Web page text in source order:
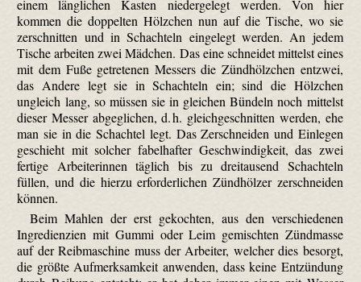
einem länglichen Kasten niedergelegt werden. Von hier
kommen die doppelten Hölzchen nun auf die Tische, wo sie
zerschnitten und in Schachteln eingelegt werden. An jedem
Tische arbeiten zwei Mädchen. Das eine schneidet mittelst eines
mit dem Fuße getretenen Messers die Zündhölzchen entzwei,
das Andere legt sie in Schachteln ein; sind die Hölzchen
ungleich lang, so müssen sie in gleichen Bündeln noch mittelst
dieser Messer abgeglichen, d. h. gleichgeschnitten werden, ehe
man sie in die Schachtel legt. Das Zerschneiden und Einlegen
geschieht mit solcher fabelhafter Geschwindigkeit, das zwei
fertige Arbeiterinnen täglich bis zu dreitausend Schachteln
füllen, und die hierzu erforderlichen Zündhölzer zerschneiden
können.
Beim Mahlen der erst gekochten, aus den verschiedenen
Ingredienzien mit Gummi oder Leim gemischten Zündmasse
auf der Reibmaschine muss der Arbeiter, welcher dies besorgt,
die größte Aufmerksamkeit anwenden, dass keine Entzündung